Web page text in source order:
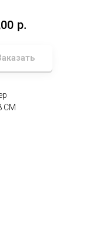
р.
СМ